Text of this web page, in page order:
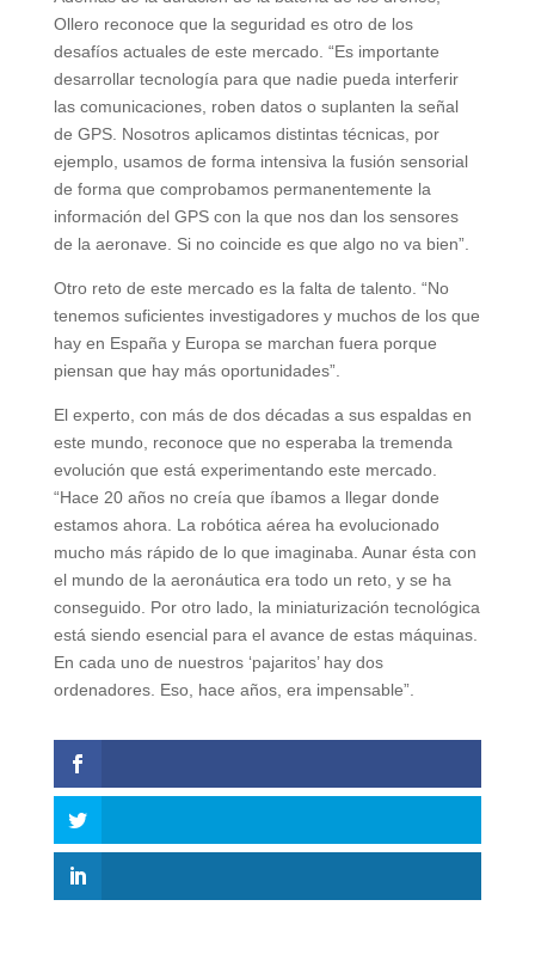
Ollero reconoce que la seguridad es otro de los
desafíos actuales de este mercado. “Es importante
desarrollar tecnología para que nadie pueda interferir
las comunicaciones, roben datos o suplanten la señal
de GPS. Nosotros aplicamos distintas técnicas, por
ejemplo, usamos de forma intensiva la fusión sensorial
de forma que comprobamos permanentemente la
información del GPS con la que nos dan los sensores
de la aeronave. Si no coincide es que algo no va bien”.
Otro reto de este mercado es la falta de talento. “No
tenemos suficientes investigadores y muchos de los que
hay en España y Europa se marchan fuera porque
piensan que hay más oportunidades”.
El experto, con más de dos décadas a sus espaldas en
este mundo, reconoce que no esperaba la tremenda
evolución que está experimentando este mercado.
“Hace 20 años no creía que íbamos a llegar donde
estamos ahora. La robótica aérea ha evolucionado
mucho más rápido de lo que imaginaba. Aunar ésta con
el mundo de la aeronáutica era todo un reto, y se ha
conseguido. Por otro lado, la miniaturización tecnológica
está siendo esencial para el avance de estas máquinas.
En cada uno de nuestros ‘pajaritos’ hay dos
ordenadores. Eso, hace años, era impensable”.